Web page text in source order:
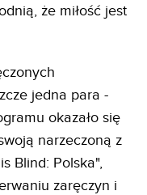
że miłość jest
jedna para -
okazało się
narzeczoną z
Blind: Polska",
zaręczyn i